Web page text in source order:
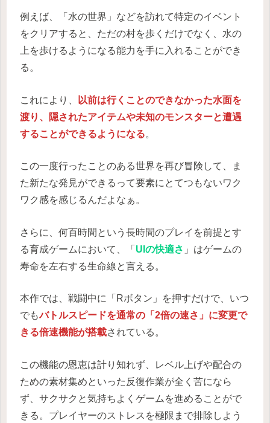
例えば、「水の世界」などを訪れて特定のイベント
をクリアすると、ただの村を歩くだけでなく、水の
上を歩けるようになる能力を手に入れることができ
る。
これにより、
以前は行くことのできなかった水面を
渡り、隠されたアイテムや未知のモンスターと遭遇
することができるようになる。
この一度行ったことのある世界を再び冒険して、ま
た新たな発見ができるって要素にとてつもないワク
ワク感を感じるんだよなぁ。
さらに、何百時間という長時間のプレイを前提とす
る育成ゲームにおいて、「 UIの快適さ 」はゲームの
寿命を左右する生命線と言える。
本作では、戦闘中に「Rボタン」を押すだけで、いつ
でもバトルスピードを通常の「2倍の速さ」に変更で
きる倍速機能が搭載されている。
この機能の恩恵は計り知れず、レベル上げや配合の
ための素材集めといった反復作業が全く苦になら
ず、サクサクと気持ちよくゲームを進めることがで
きる。プレイヤーのストレスを極限まで排除しよう